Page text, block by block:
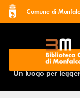
Comune di
Un luogo per